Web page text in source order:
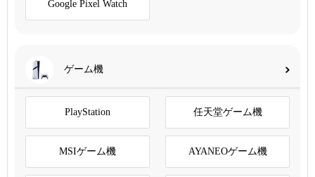
Google Pixel Watch
ゲーム機
PlayStation 任天堂ゲーム機
MSIゲーム機 AYANEOゲーム機